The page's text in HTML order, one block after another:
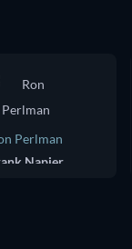
Perlman
Napier